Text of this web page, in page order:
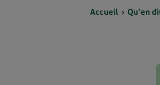
Accueil Qu’en